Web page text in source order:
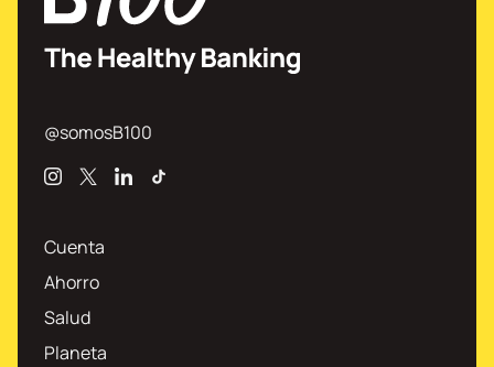
@somosB100
InstagramLinkedin
Cuenta
Ahorro
Salud
Planeta